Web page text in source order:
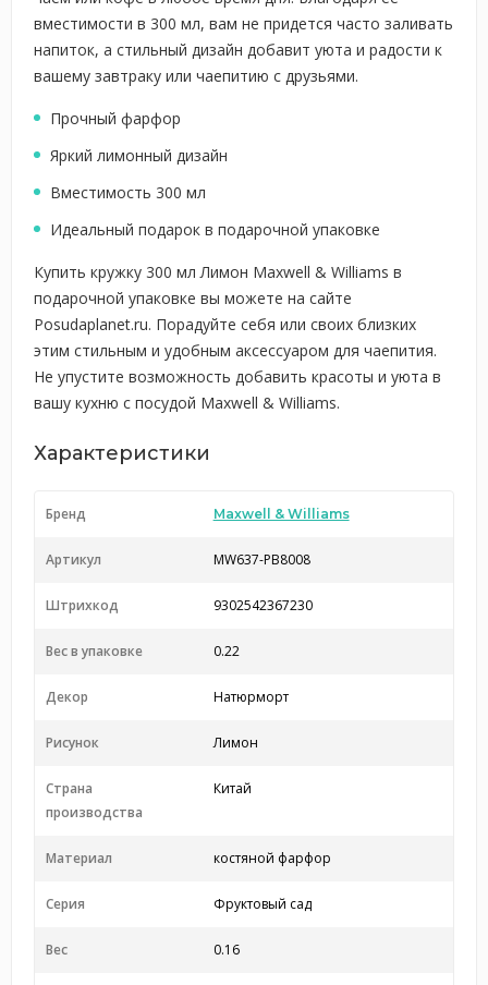
вместимости в 300 мл, вам не придется часто заливать
напиток, а стильный дизайн добавит уюта и радости к
вашему завтраку или чаепитию с друзьями.
Прочный фарфор
Яркий лимонный дизайн
Вместимость 300 мл
Идеальный подарок в подарочной упаковке
Купить кружку 300 мл Лимон Maxwell & Williams в
подарочной упаковке вы можете на сайте
Posudaplanet.ru. Порадуйте себя или своих близких
этим стильным и удобным аксессуаром для чаепития.
Не упустите возможность добавить красоты и уюта в
вашу кухню с посудой Maxwell & Williams.
Характеристики
Бренд Maxwell & Williams
Артикул MW637-PB8008
Штрихкод 9302542367230
Вес в упаковке 0.22
Декор Натюрморт
Рисунок Лимон
Страна
производства
Китай
Материал костяной фарфор
Серия Фруктовый сад
Вес 0.16